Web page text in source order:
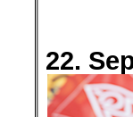
22.